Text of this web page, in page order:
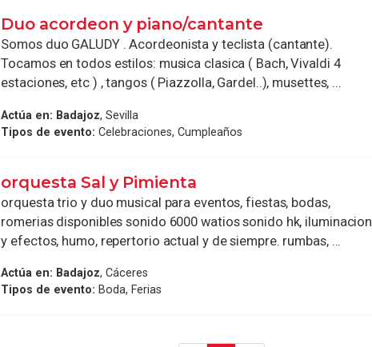
Duo acordeon y piano/cantante
Somos duo GALUDY . Acordeonista y teclista (cantante).
Tocamos en todos estilos: musica clasica ( Bach, Vivaldi 4
estaciones, etc ) , tangos ( Piazzolla, Gardel..), musettes, ...
Actúa en: Badajoz, Sevilla
Tipos de evento: Celebraciones, Cumpleaños
orquesta Sal y Pimienta
orquesta trio y duo musical para eventos, fiestas, bodas,
romerias disponibles sonido 6000 watios sonido hk, iluminacion
y efectos, humo, repertorio actual y de siempre. rumbas, ...
Actúa en: Badajoz, Cáceres
Tipos de evento: Boda, Ferias